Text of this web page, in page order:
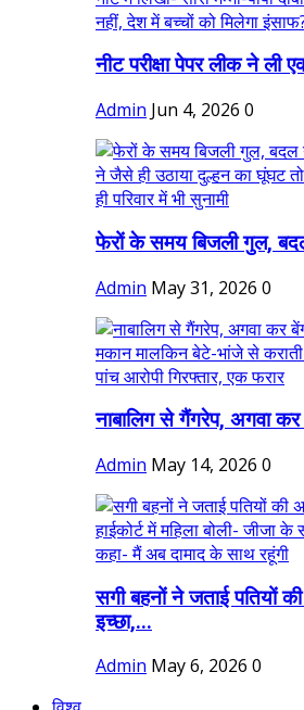
नीट परीक्षा पेपर लीक ने ली
Admin Jun 4, 2026 0
फेरों के समय बिजली गुल,
Admin May 31, 2026 0
नाबालिग से गैंगरेप, अगवा
Admin May 14, 2026 0
सगी बहनों ने जताई पतियों
इच्छा,...
Admin May 6, 2026 0